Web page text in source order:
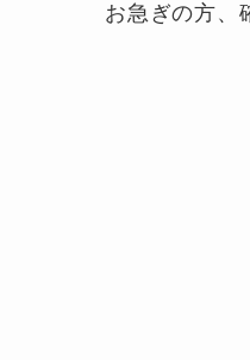
お急ぎの方、